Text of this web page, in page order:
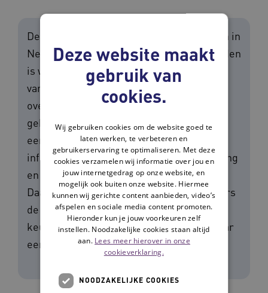
De werkwijzen van geheugenpoliklinieken in
Nederland variëren aanzienlijk. Tot op heden
is weinig zicht op de oorzaken van deze
variatie. Inzicht in de ervaringen,
overwegingen en redenen van
geheugenpoliklinieken om te kiezen voor
een bepaalde werkwijze kan bruikbare
informatie opleveren voor kwaliteitsborging
en -verbetering van de zorgverlening.
Daarnaast geeft het patiënten en verwijzers
de mogelijkheid om een geïnformeerde
keuze te maken omtrent de verwijzing naar
een bepaalde geheugenpolikliniek.
Deze website maakt
gebruik van
cookies.
Wij gebruiken cookies om de website goed te
laten werken, te verbeteren en
gebruikerservaring te optimaliseren. Met deze
cookies verzamelen wij informatie over jou en
jouw internetgedrag op onze website, en
mogelijk ook buiten onze website. Hiermee
kunnen wij gerichte content aanbieden, video’s
afspelen en sociale media content promoten.
Hieronder kun je jouw voorkeuren zelf
instellen. Noodzakelijke cookies staan altijd
aan. Lees meer hierover in onze
cookieverklaring.
NOODZAKELIJKE COOKIES